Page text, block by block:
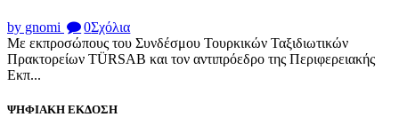
by gnomi 0Σχόλια
Με εκπροσώπους του Συνδέσμου Τουρκικών Ταξιδιωτικών
Πρακτορείων TÜRSAB και τον αντιπρόεδρο της Περιφερειακής
Εκπ...
ΨΗΦΙΑΚΗ ΕΚΔΟΣΗ